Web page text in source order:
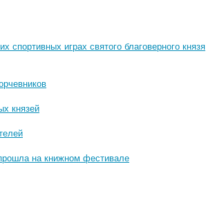
играх святого благоверного князя
князей
на книжном фестивале